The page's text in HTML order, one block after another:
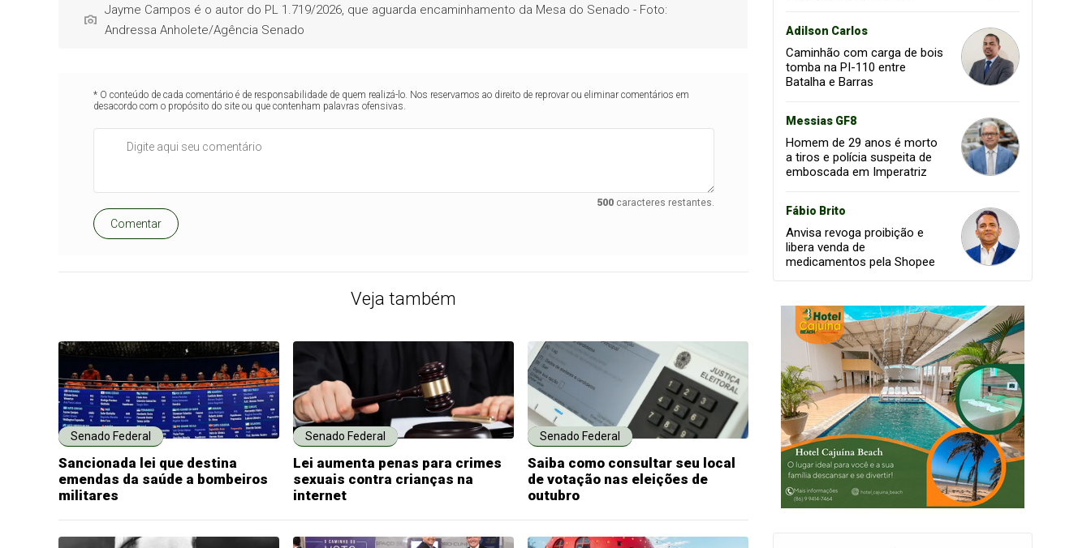
Jayme Campos é o autor do PL 1.719/2026, que aguarda encaminhamento da Mesa do Senado - Foto:
Andressa Anholete/Agência Senado
* O conteúdo de cada comentário é de responsabilidade de quem realizá-lo. Nos reservamos ao direito de reprovar ou eliminar comentários em
desacordo com o propósito do site ou que contenham palavras ofensivas.
500caracteres restantes.
Comentar
Veja também
Senado Federal
Sancionada lei que destina
emendas da saúde a bombeiros
militares
Senado Federal
Lei aumenta penas para crimes
sexuais contra crianças na
internet
Senado Federal
Saiba como consultar seu local
de votação nas eleições de
outubro
Adilson Carlos
Caminhão com carga de bois
tomba na PI-110 entre
Batalha e Barras
Messias GF8
Homem de 29 anos é morto
a tiros e polícia suspeita de
emboscada em Imperatriz
Fábio Brito
Anvisa revoga proibição e
libera venda de
medicamentos pela Shopee